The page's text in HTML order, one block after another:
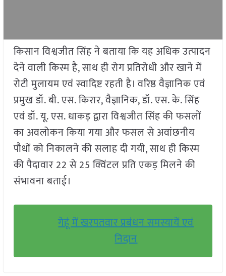
किसान विश्वजीत सिंह ने बताया कि यह अधिक उत्पादन
देने वाली किस्म है, साथ ही रोग प्रतिरोधी और खाने में
रोटी मुलायम एवं स्वादिष्ट रहती है। वरिष्ठ वैज्ञानिक एवं
प्रमुख डॉ. बी. एस. किरार, वैज्ञानिक, डॉ. एस. के. सिंह
एवं डॉ. यू. एस. धाकड़ द्वारा विश्वजीत सिंह की फसलों
का अवलोकन किया गया और फसल से अवांछनीय
पौधों को निकालने की सलाह दी गयी, साथ ही किस्म
की पैदावार 22 से 25 क्विंटल प्रति एकड़ मिलने की
संभावना बताई।
गेहूं में खरपतवार प्रबंधन समस्यायें एवं
निदान